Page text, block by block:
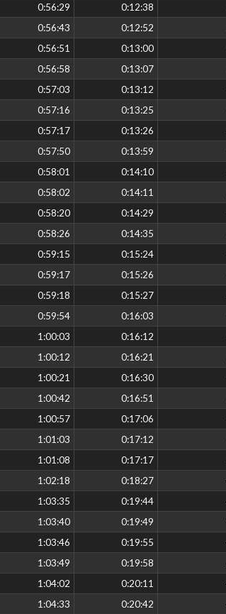
0:56:29 0:12:38
0:56:43 0:12:52
0:56:51 0:13:00
0:56:58 0:13:07
0:57:03 0:13:12
0:57:16 0:13:25
0:57:17 0:13:26
0:57:50 0:13:59
0:58:01 0:14:10
0:58:02 0:14:11
0:58:20 0:14:29
0:58:26 0:14:35
0:59:15 0:15:24
0:59:17 0:15:26
0:59:18 0:15:27
0:59:54 0:16:03
1:00:03 0:16:12
1:00:12 0:16:21
1:00:21 0:16:30
1:00:42 0:16:51
1:00:57 0:17:06
1:01:03 0:17:12
1:01:08 0:17:17
1:02:18 0:18:27
1:03:35 0:19:44
1:03:40 0:19:49
1:03:46 0:19:55
1:03:49 0:19:58
1:04:02 0:20:11
1:04:33 0:20:42